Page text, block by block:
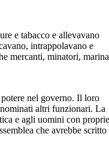
e tabacco e allevavano
intrappolavano e
mercanti, minatori,
nel governo. Il loro
altri funzionari. La
e agli uomini con
che avrebbe